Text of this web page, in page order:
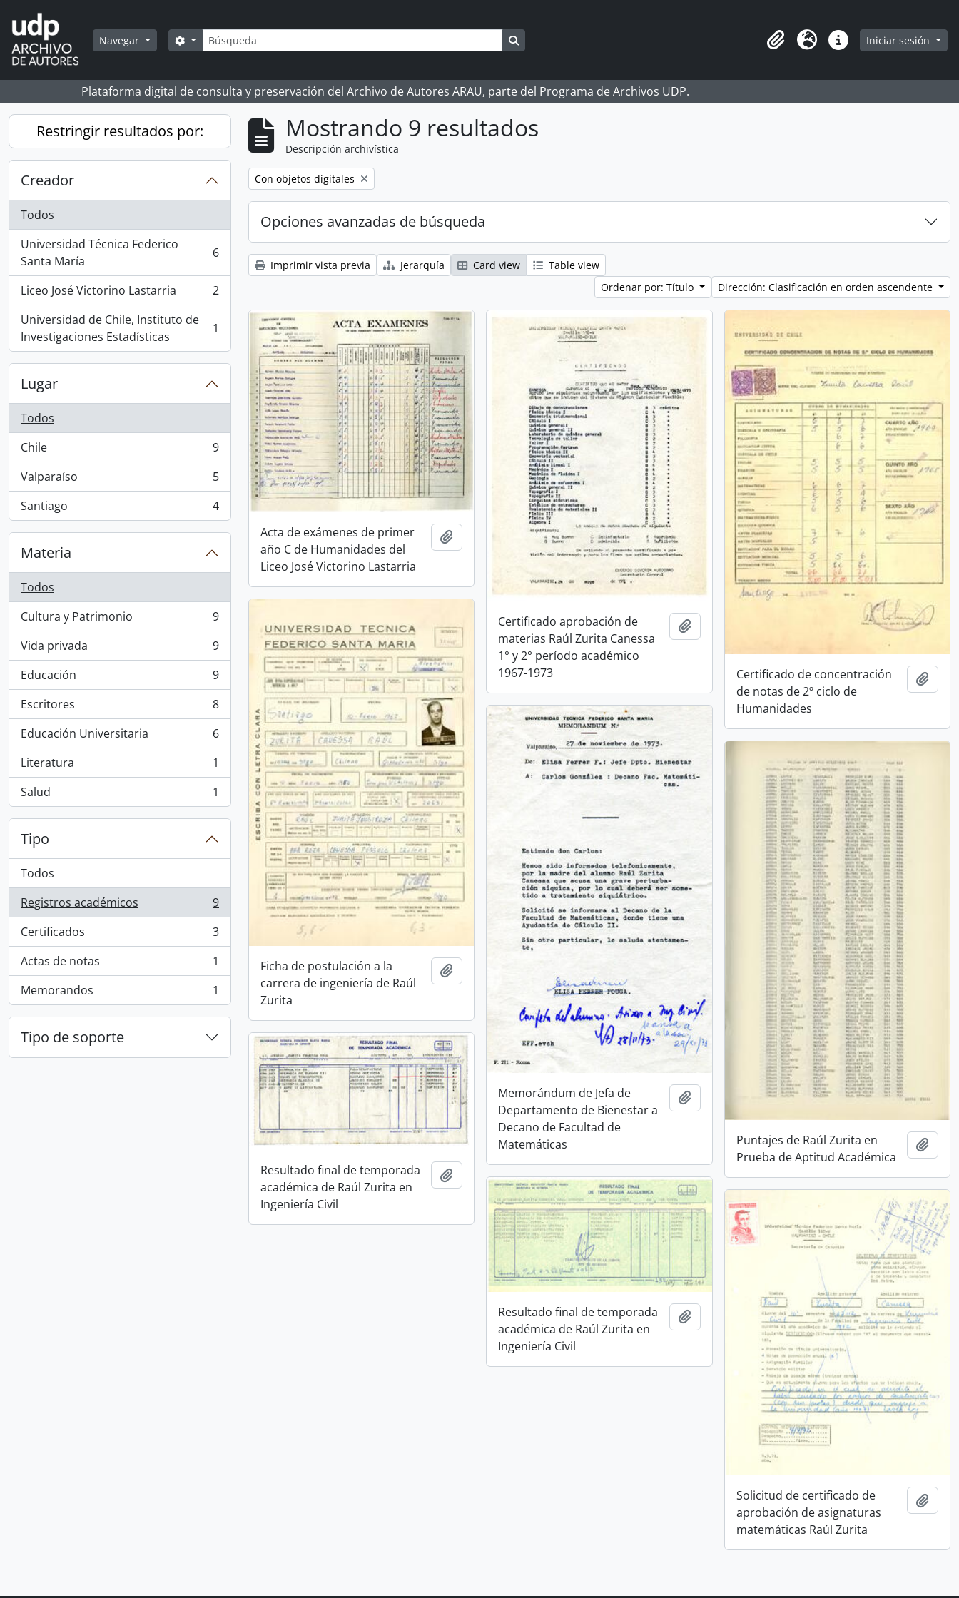
Skip to main content
Navegar Búsqueda
Search options
Portapapeles
Idioma Enlaces rápidos
Iniciar sesión
Plataforma digital de consulta y preservación del Archivo de Autores ARAU, parte del Programa de Archivos UDP.
Restringir resultados por:
Creador
Todos
Universidad Técnica Federico
Santa María
, 6 resultados 6
Liceo José Victorino Lastarria
, 2 resultados
2
Universidad de Chile, Instituto de
Investigaciones Estadísticas
, 1 resultados 1
Lugar
Todos
Chile
, 9 resultados
9
Valparaíso
, 5 resultados
5
Santiago
, 4 resultados 4
Materia
Todos
Cultura y Patrimonio
, 9 resultados
9
Vida privada
, 9 resultados
9
Educación
, 9 resultados
9
Escritores
, 8 resultados
8
Educación Universitaria
, 6 resultados
6
Literatura
, 1 resultados
1
Salud
, 1 resultados 1
Tipo
Todos
Registros académicos
, 9 resultados
9
Certificados
, 3 resultados
3
Actas de notas
, 1 resultados
1
Memorandos
, 1 resultados 1
Tipo de soporte
Mostrando 9 resultados
Descripción archivística
Remove filter:
Con objetos digitales
Opciones avanzadas de búsqueda
Imprimir vista previa Jerarquía Card view
Table view
Ordenar por: Título
Dirección: Clasificación en orden ascendente
Acta de exámenes de primer
año C de Humanidades del
Liceo José Victorino Lastarria
Añadir al portapapeles
Certificado aprobación de
materias Raúl Zurita Canessa
1° y 2° período académico
1967-1973
Añadir al portapapeles
Certificado de concentración
de notas de 2º ciclo de
Humanidades
Ficha de postulación a la
carrera de ingeniería de Raúl
Zurita
Añadir al portapapeles
Memorándum de Jefa de
Departamento de Bienestar a
Decano de Facultad de
Matemáticas
Añadir al portapapeles
Puntajes de Raúl Zurita en
Prueba de Aptitud Académica
Resultado final de temporada
académica de Raúl Zurita en
Ingeniería Civil
Añadir al portapapeles
Resultado final de temporada
académica de Raúl Zurita en
Ingeniería Civil
Añadir al portapapeles
Solicitud de certificado de
aprobación de asignaturas
matemáticas Raúl Zurita